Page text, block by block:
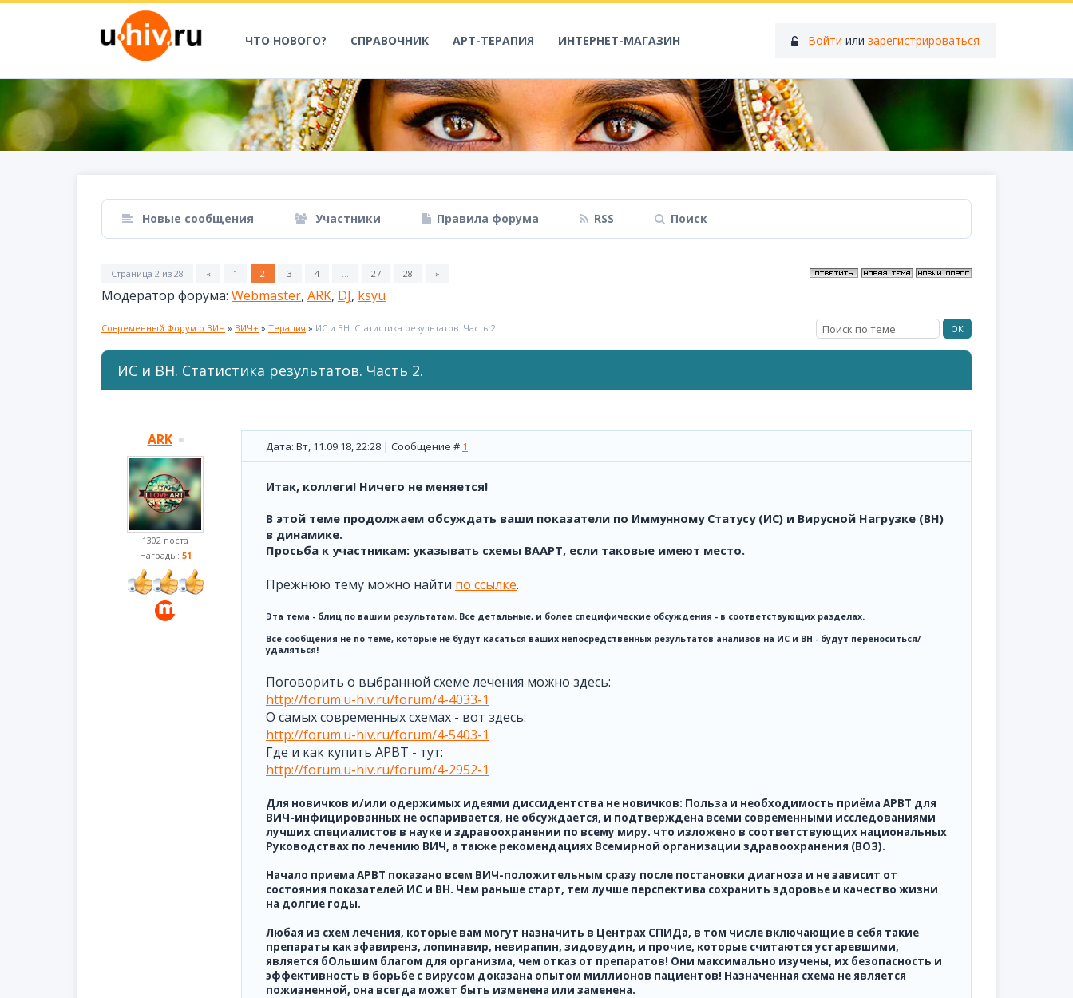
Войти или зарегистрироваться
ЧТО НОВОГО? СПРАВОЧНИК АРТ-ТЕРАПИЯ ИНТЕРНЕТ-МАГАЗИН
Новые сообщения Участники Правила форума RSS Поиск
Страница 2 из 28 « 1 2 3 4 … 27 28 »
Модератор форума: Webmaster, ARK, DJ, ksyu
Современный Форум о ВИЧ » ВИЧ+ » Терапия » ИС и ВН. Статистика результатов. Часть 2.
ИС и ВН. Статистика результатов. Часть 2.
ARK
1302 поста
Награды: 51
Дата: Вт, 11.09.18, 22:28 | Сообщение # 1
Итак, коллеги! Ничего не меняется!
В этой теме продолжаем обсуждать ваши показатели по Иммунному Статусу (ИС) и Вирусной Нагрузке (ВН)
в динамике.
Просьба к участникам: указывать схемы ВААРТ, если таковые имеют место.
Прежнюю тему можно найти по ссылке.
Эта тема - блиц по вашим результатам. Все детальные, и более специфические обсуждения - в соответствующих разделах.
Все сообщения не по теме, которые не будут касаться ваших непосредственных результатов анализов на ИС и ВН - будут переноситься/
удаляться!
Поговорить о выбранной схеме лечения можно здесь:
http://forum.u-hiv.ru/forum/4-4033-1
О самых современных схемах - вот здесь:
http://forum.u-hiv.ru/forum/4-5403-1
Где и как купить АРВТ - тут:
http://forum.u-hiv.ru/forum/4-2952-1
Для новичков и/или одержимых идеями диссидентства не новичков: Польза и необходимость приёма АРВТ для
ВИЧ-инфицированных не оспаривается, не обсуждается, и подтверждена всеми современными исследованиями
лучших специалистов в науке и здравоохранении по всему миру. что изложено в соответствующих национальных
Руководствах по лечению ВИЧ, а также рекомендациях Всемирной организации здравоохранения (ВОЗ).
Начало приема АРВТ показано всем ВИЧ-положительным сразу после постановки диагноза и не зависит от
состояния показателей ИС и ВН. Чем раньше старт, тем лучше перспектива сохранить здоровье и качество жизни
на долгие годы.
Любая из схем лечения, которые вам могут назначить в Центрах СПИДа, в том числе включающие в себя такие
препараты как эфавиренз, лопинавир, невирапин, зидовудин, и прочие, которые считаются устаревшими,
является бОльшим благом для организма, чем отказ от препаратов! Они максимально изучены, их безопасность и
эффективность в борьбе с вирусом доказана опытом миллионов пациентов! Назначенная схема не является
пожизненной, она всегда может быть изменена или заменена.